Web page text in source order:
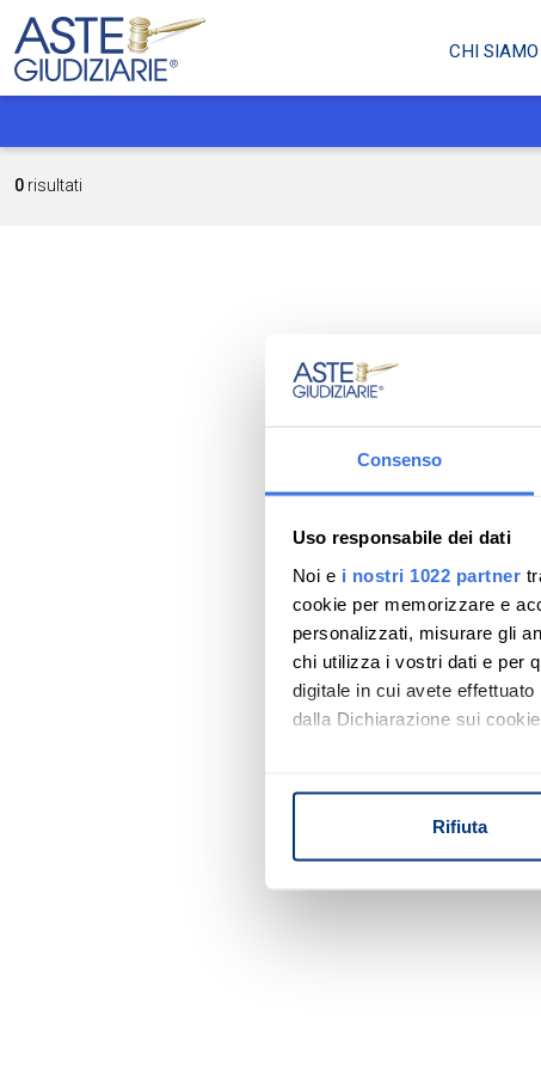
Consenso
Uso responsabile dei dati
Noi e i nostri 1022 partner
cookie per memorizzare e
personalizzati, misurare gli
chi utilizza i vostri dati e per
digitale in cui avete
dalla Dichiarazione sui
Identificare il tuo
digitali).
Rifiuta
CHI SIAMO
0 risultati